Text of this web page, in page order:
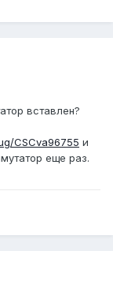
вставлен?
CSCva96755 и
еще раз.